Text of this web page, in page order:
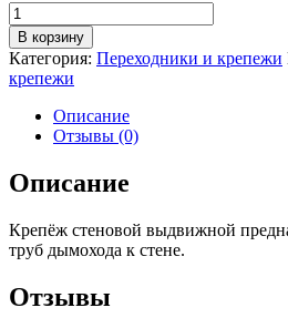
Количество
товара
Крепёж
стеновой
выдвижной
d.115
В корзину
Категория: Переходники и крепежи
крепежи
Описание
Отзывы (0)
Описание
Крепёж стеновой выдвижной
труб дымохода к стене.
Отзывы